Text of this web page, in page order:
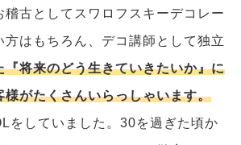
稽古としてスワロフスキーデコレー
方はもちろん、デコ講師として独立
『将来のどう生きていきたいか』に
様がたくさんいらっしゃいます。
をしていました。30を過ぎた頃か